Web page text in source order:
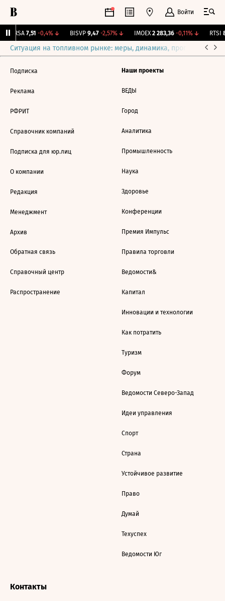
Войти
ARSA 7,51 -0,4%↓ BISVP 9,47 -2,57%↓ IMOEX 2 283,36 -0,11%↓ RTSI
Ситуация на топливном рынке: меры, динамика, прогнозы
Подписка
Реклама
РФРИТ
Справочник компаний
Подписка для юр.лиц
О компании
Редакция
Менеджмент
Архив
Обратная связь
Справочный центр
Распространение
Наши проекты
ВЕДЫ
Город
Аналитика
Промышленность
Наука
Здоровье
Конференции
Премия Импульс
Правила торговли
Ведомости&
Капитал
Инновации и технологии
Как потратить
Туризм
Форум
Ведомости Северо-Запад
Идеи управления
Спорт
Страна
Устойчивое развитие
Право
Думай
Техуспех
Ведомости Юг
Контакты